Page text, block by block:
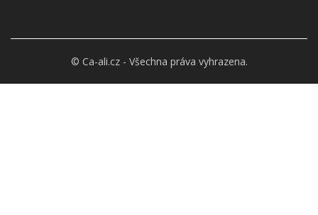
© Ca-ali.cz - Všechna práva vyhrazena.